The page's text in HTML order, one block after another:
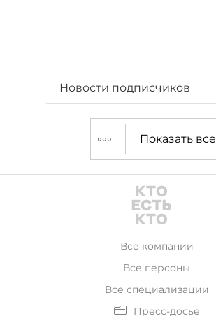
Новости подписчиков
Показать все
Все компании
Все персоны
Все специализации
Пресс-досье